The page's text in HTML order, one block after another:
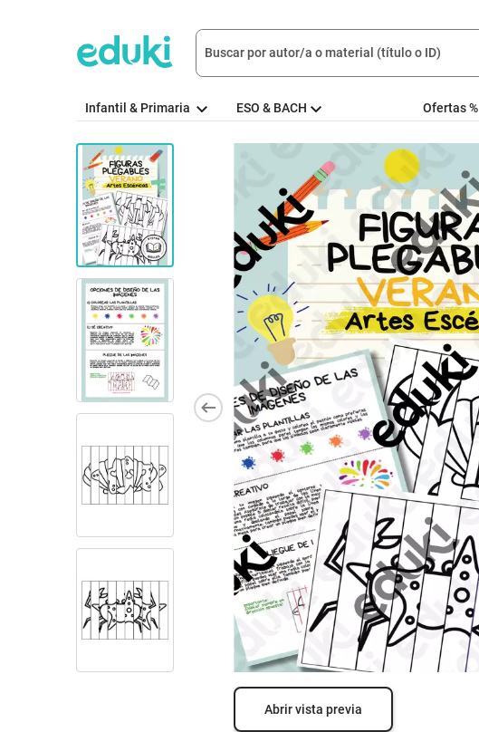
Infantil & Primaria ESO & BACH Ofertas %
Abrir vista previa